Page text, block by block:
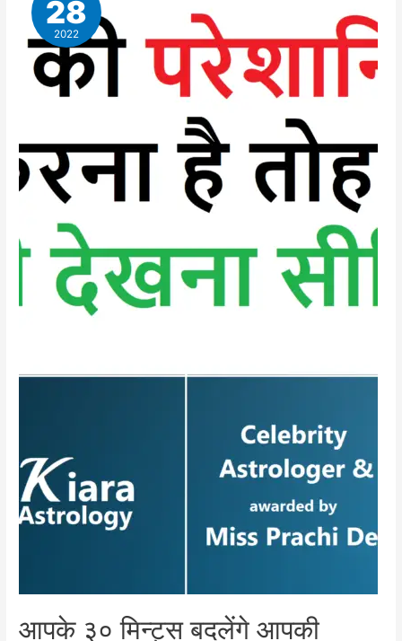
कर
सकते
28
2022
आपके ३० मिन्ट्स बदलेंगे आपकी